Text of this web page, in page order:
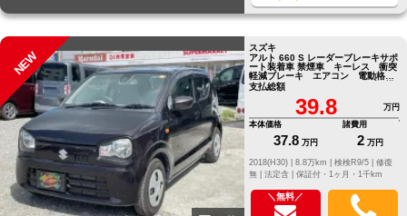
NEW
スズキ
アルト 660 S レーダーブレーキサポ
ート装着車 禁煙車 キーレス 衝突
軽減ブレーキ エアコン 電動格納
ミラー アイドリングストップ 横
滑り防止装置
支払総額
39.8
万円
本体価格
37.8 万円
諸費用
2 万円
修復
無 | 法定含 | 保証付・1ヶ月・1千km
＼無料／